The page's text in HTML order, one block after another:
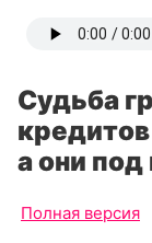
Судьба
а они
Полная версия